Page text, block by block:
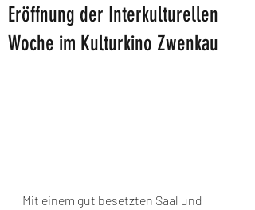
Eröffnung der Interkulturellen
Woche im Kulturkino Zwenkau
Mit einem gut besetzten Saal und